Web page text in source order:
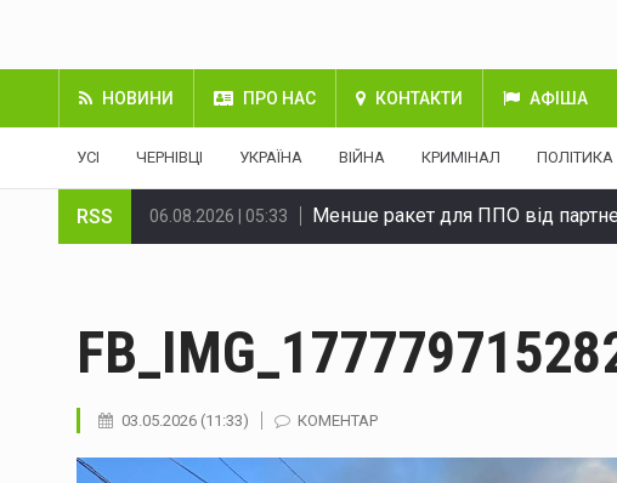
НОВИНИ ПРО НАС КОНТАКТИ АФІША
УСІ ЧЕРНІВЦІ УКРАЇНА ВІЙНА КРИМІНАЛ ПОЛІТИКА
RSS
06.08.2026 | 05:33 Менше ракет для ППО від
06.08.2026 | 05:33 У Чернівцях патрульні
06.08.2026 | 05:33 У Чернівцях 6-7 серпня
06.08.2026 | 05:33
06.08.2026 | 05:33 За добу на Буковині сталося 13
03.05.2026 (11:33) КОМЕНТАР